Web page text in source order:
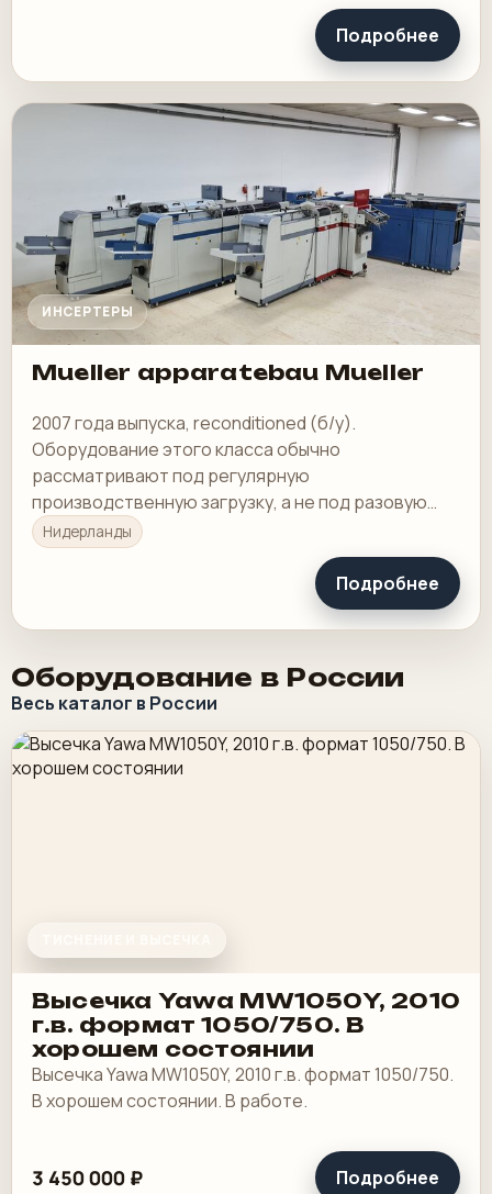
Подробнее
ИНСЕРТЕРЫ
Mueller apparatebau Mueller
2007 года выпуска, reconditioned (б/у).
Оборудование этого класса обычно
рассматривают под регулярную
производственную загрузку, а не под разовую
покупку в склад.
Нидерланды
Подробнее
Оборудование в России
Весь каталог в России
Высечка Yawa MW1050Y, 2010
г.в. формат 1050/750. В
хорошем состоянии
Высечка Yawa MW1050Y, 2010 г.в. формат 1050/750.
В хорошем состоянии. В работе.
3 450 000 ₽ Подробнее